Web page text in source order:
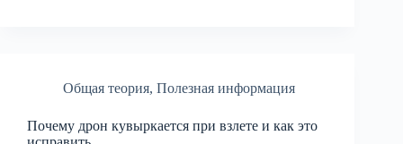
Общая теория, Полезная информация
Почему дрон кувыркается при взлете и как это